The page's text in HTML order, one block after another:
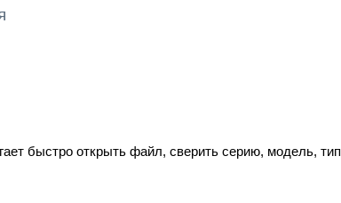
быстро открыть файл, сверить серию, модель, тип